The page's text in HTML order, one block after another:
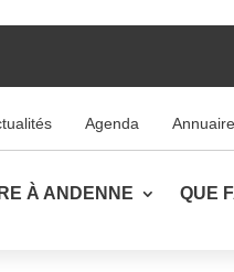
Agenda Annuaire
À ANDENNE QUE